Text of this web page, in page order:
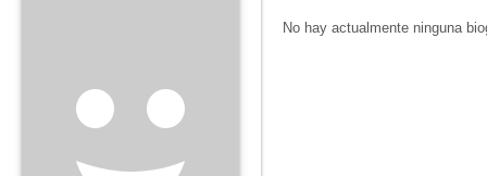
No hay actualmente ninguna